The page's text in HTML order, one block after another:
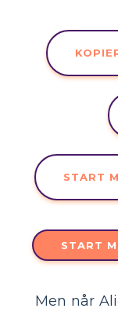
START
START
Men når